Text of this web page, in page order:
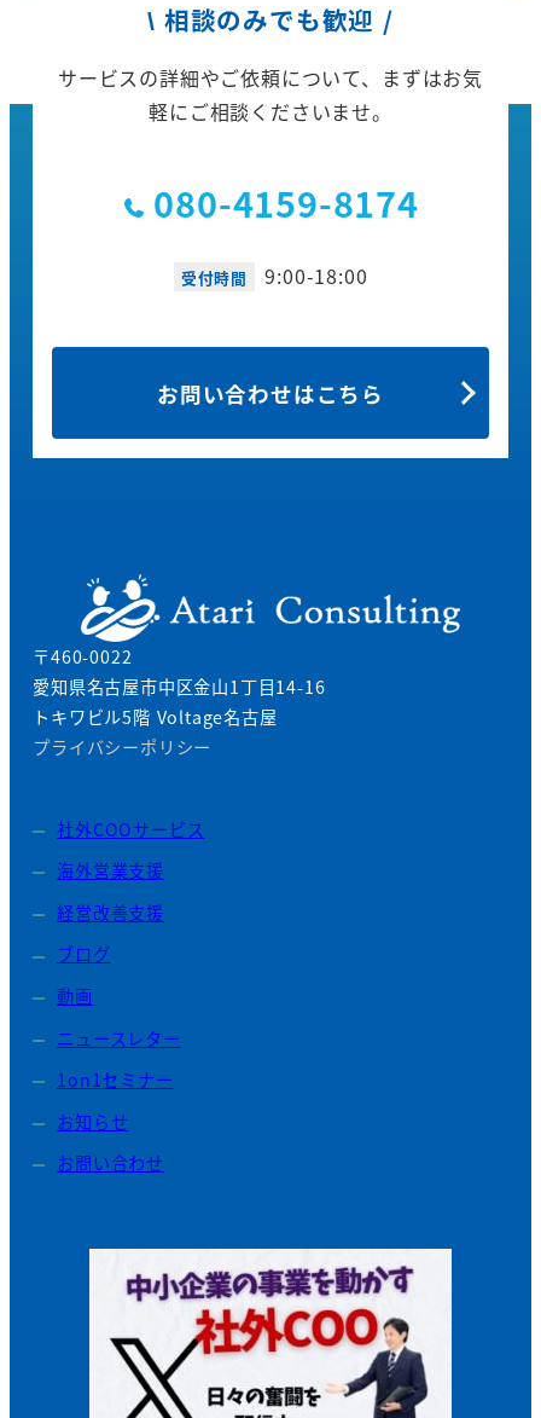
\ 相談のみでも歓迎 /
サービスの詳細やご依頼について、
まずはお気
軽にご相談くださいませ。
080-4159-8174
受付時間 9:00-18:00
お問い合わせはこちら
〒460-0022
愛知県名古屋市中区金山1丁目14-16
トキワビル5階 Voltage名古屋
プライバシーポリシー
社外COOサービス
海外営業支援
経営改善支援
ブログ
動画
ニュースレター
1on1セミナー
お知らせ
お問い合わせ